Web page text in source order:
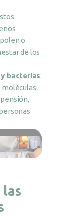
o
de los
bacterias:
las